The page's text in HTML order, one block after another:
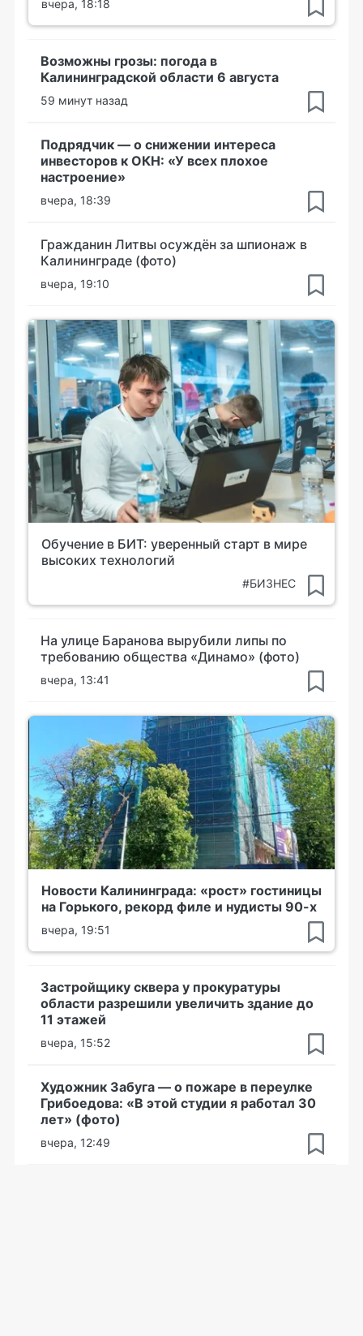
вчера, 18:18
Возможны грозы: погода в
Калининградской области 6 августа
59 минут назад
Подрядчик — о снижении интереса
инвесторов к ОКН: «У всех плохое
настроение»
вчера, 18:39
Гражданин Литвы осуждён за шпионаж в
Калининграде (фото)
вчера, 19:10
Обучение в БИТ: уверенный старт в мире
высоких технологий
#БИЗНЕС
На улице Баранова вырубили липы по
требованию общества «Динамо» (фото)
вчера, 13:41
Новости Калининграда: «рост» гостиницы
на Горького, рекорд филе и нудисты 90-х
вчера, 19:51
Застройщику сквера у прокуратуры
области разрешили увеличить здание до
11 этажей
вчера, 15:52
Художник Забуга — о пожаре в переулке
Грибоедова: «В этой студии я работал 30
лет» (фото)
вчера, 12:49